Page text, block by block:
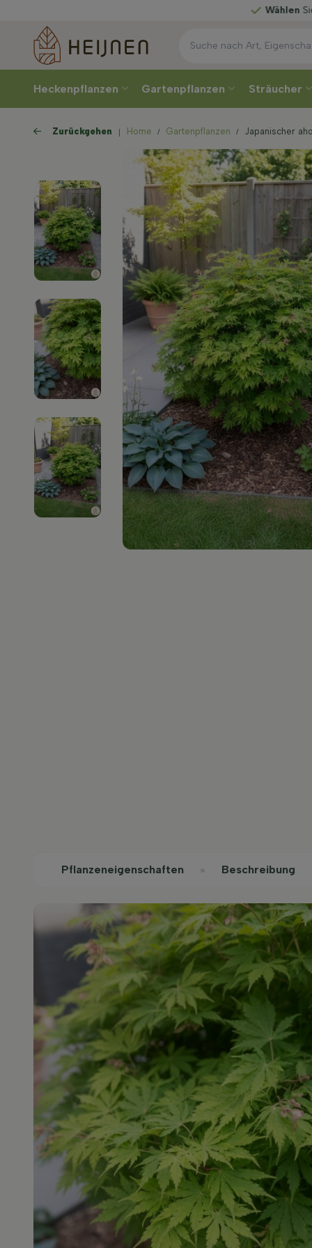
Sie Ihre Lieferwoche
Heckenpflanzen Gartenpflanzen Sträucher
Zurückgehen Home Gartenpflanzen Japanischer
Pflanzeneigenschaften Beschreibung